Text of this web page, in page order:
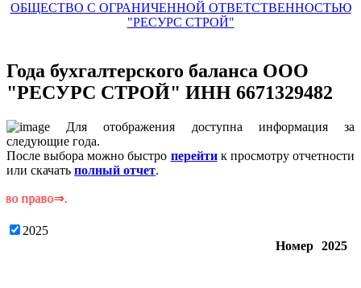
ОБЩЕСТВО С ОГРАНИЧЕННОЙ ОТВЕТСТВЕННОСТЬЮ
"РЕСУРС СТРОЙ"
Года бухгалтерского баланса ООО
"РЕСУРС СТРОЙ" ИНН 6671329482
Для отображения доступна информация за
следующие года.
После выбора можно быстро перейтик просмотру отчетности
или скачать полный отчет.
2025
Номер 2025